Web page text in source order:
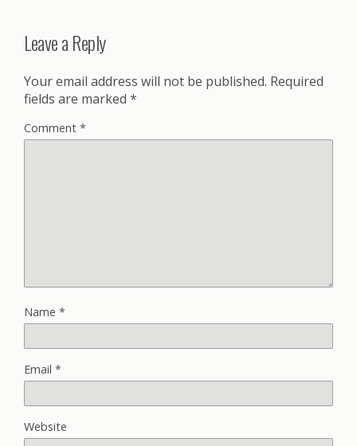
Leave a Reply
Your email address will not be published. Required
fields are marked *
Comment *
Name *
Email *
Website